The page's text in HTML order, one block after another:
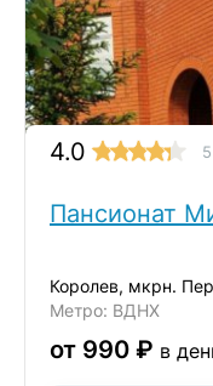
4.0
Пансионат
Метро: ВДНХ
от 990 ₽ в